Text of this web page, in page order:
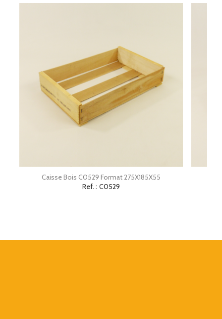
Caisse Bois C0529 Format 275X185X55
Ref. : C0529